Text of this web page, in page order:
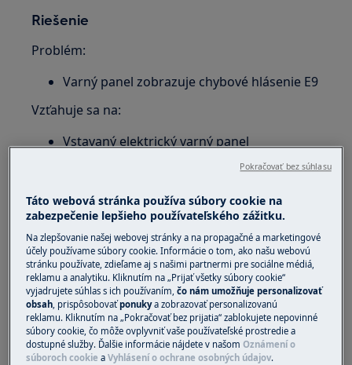
Riešenie
Problém:
Varný panel zobrazuje chybové hlásenie E9
Vzťahuje sa na:
Vstavaný elektrický varný panel
Voľne stojaci sporák s elektrickým varným
Zabudovaný indukčný varný panel
Voľne stojaci sporák s indukčným varným
panelom
Riešenie:
1. Odpojte spotrebič od napájania aspoň na
30 sekúnd.
Znova ho pripojte a zapnite.
Táto webová stránka používa súbory cookie na
zabezpečenie lepšieho používateľského zážitku.
Na zlepšovanie našej webovej stránky a na propagačné a marketingové
účely používame súbory cookie. Informácie o tom, ako našu webovú
stránku používate, zdieľame aj s našimi partnermi pre sociálne médiá,
reklamu a analytiku. Kliknutím na „Prijať všetky súbory cookie“
vyjadrujete súhlas s ich používaním,čo nám umožňuje personalizovať
obsah, prispôsobovaťponukya zobrazovať personalizovanú
reklamu. Kliknutím na „Pokračovať bez prijatia“ zablokujete nepovinné
súbory cookie, čo môže ovplyvniť vaše používateľské prostredie a
dostupné služby. Ďalšie informácie nájdete v našomOznámení o
súboroch cookie aVyhlásení o ochrane osobných údajov.
Pokračovať bez súhlasu